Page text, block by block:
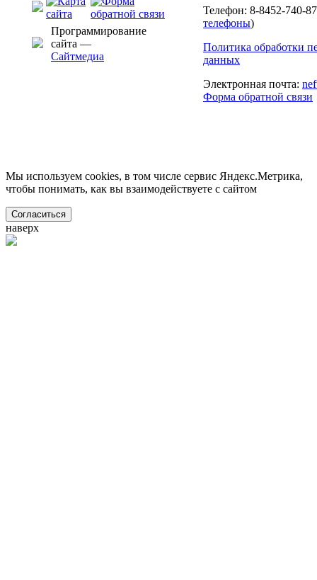
Программирование
сайта —
Сайтмедиа
Телефон: 8-8452-740-
телефоны)
Политика обработки
данных
Электронная почта:
Форма обратной связи
Мы используем cookies, в том числе сервис Яндекс.Метрика,
чтобы понимать, как вы взаимодействуете с сайтом
Согласиться
наверх